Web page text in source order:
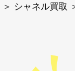
＞ シャネル買取